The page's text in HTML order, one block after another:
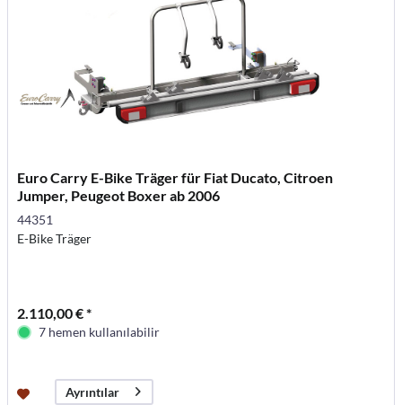
Euro Carry E-Bike Träger für Fiat Ducato, Citroen
Jumper, Peugeot Boxer ab 2006
44351
E-Bike Träger
2.110,00 € *
7 hemen kullanılabilir
Ayrıntılar